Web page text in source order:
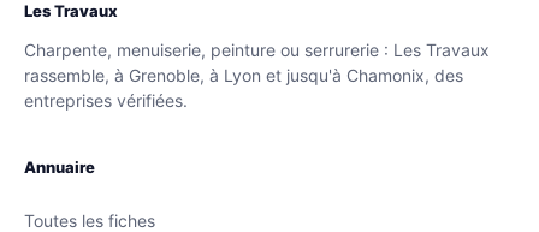
Les Travaux
Charpente, menuiserie, peinture ou serrurerie : Les Travaux
rassemble, à Grenoble, à Lyon et jusqu'à Chamonix, des
entreprises vérifiées.
Annuaire
Toutes les fiches